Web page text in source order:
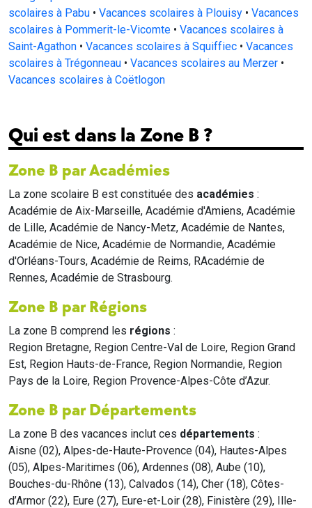
scolaires à Pabu • Vacances scolaires à Plouisy • Vacances
scolaires à Pommerit-le-Vicomte • Vacances scolaires à
Saint-Agathon • Vacances scolaires à Squiffiec • Vacances
scolaires à Trégonneau • Vacances scolaires au Merzer •
Vacances scolaires à Coëtlogon
Qui est dans la Zone B ?
Zone B par Académies
La zone scolaire B est constituée des académies :
Académie de Aix-Marseille, Académie d'Amiens, Académie
de Lille, Académie de Nancy-Metz, Académie de Nantes,
Académie de Nice, Académie de Normandie, Académie
d'Orléans-Tours, Académie de Reims, RAcadémie de
Rennes, Académie de Strasbourg.
Zone B par Régions
La zone B comprend les régions :
Region Bretagne, Region Centre-Val de Loire, Region Grand
Est, Region Hauts-de-France, Region Normandie, Region
Pays de la Loire, Region Provence-Alpes-Côte d’Azur.
Zone B par Départements
La zone B des vacances inclut ces départements :
Aisne (02), Alpes-de-Haute-Provence (04), Hautes-Alpes
(05), Alpes-Maritimes (06), Ardennes (08), Aube (10),
Bouches-du-Rhône (13), Calvados (14), Cher (18), Côtes-
d’Armor (22), Eure (27), Eure-et-Loir (28), Finistère (29), Ille-